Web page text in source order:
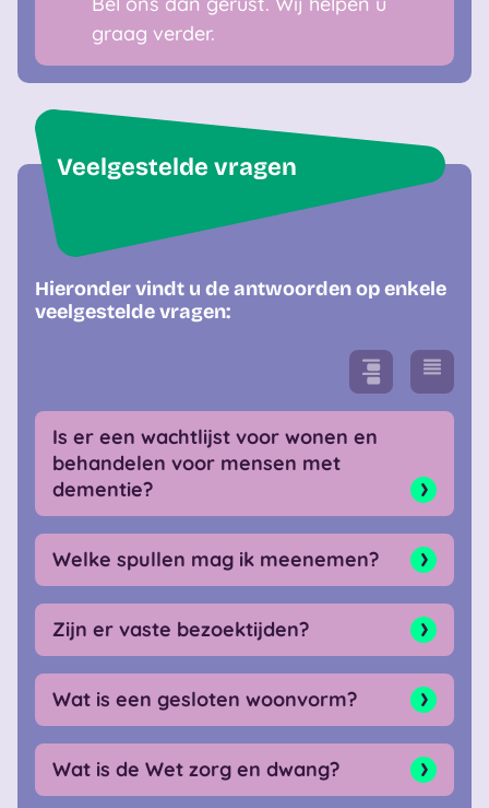
graag verder.
Veelgestelde vragen
Hieronder vindt u de antwoorden op enkele
veelgestelde vragen:
Is er een wachtlijst voor wonen en
behandelen voor mensen met
dementie?
Welke spullen mag ik meenemen?
Zijn er vaste bezoektijden?
Wat is een gesloten woonvorm?
Wat is de Wet zorg en dwang?